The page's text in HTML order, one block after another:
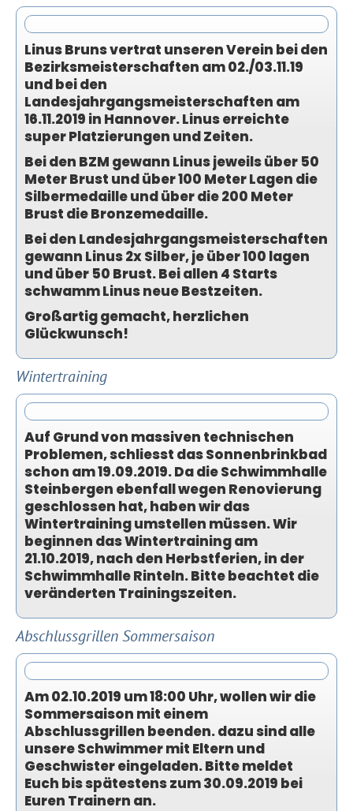
Linus Bruns vertrat unseren Verein bei den
Bezirksmeisterschaften am 02./03.11.19
und bei den
Landesjahrgangsmeisterschaften am
16.11.2019 in Hannover. Linus erreichte
super Platzierungen und Zeiten.
Bei den BZM gewann Linus jeweils über 50
Meter Brust und über 100 Meter Lagen die
Silbermedaille und über die 200 Meter
Brust die Bronzemedaille.
Bei den Landesjahrgangsmeisterschaften
gewann Linus 2x Silber, je über 100 lagen
und über 50 Brust. Bei allen 4 Starts
schwamm Linus neue Bestzeiten.
Großartig gemacht, herzlichen
Glückwunsch!
Wintertraining
Auf Grund von massiven technischen
Problemen, schliesst das Sonnenbrinkbad
schon am 19.09.2019. Da die Schwimmhalle
Steinbergen ebenfall wegen Renovierung
geschlossen hat, haben wir das
Wintertraining umstellen müssen. Wir
beginnen das Wintertraining am
21.10.2019, nach den Herbstferien, in der
Schwimmhalle Rinteln. Bitte beachtet die
veränderten Trainingszeiten.
Abschlussgrillen Sommersaison
Am 02.10.2019 um 18:00 Uhr, wollen wir die
Sommersaison mit einem
Abschlussgrillen beenden. dazu sind alle
unsere Schwimmer mit Eltern und
Geschwister eingeladen. Bitte meldet
Euch bis spätestens zum 30.09.2019 bei
Euren Trainern an.